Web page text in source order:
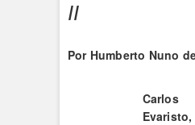
II
Por Humberto Nuno
Carlos
Evaristo,